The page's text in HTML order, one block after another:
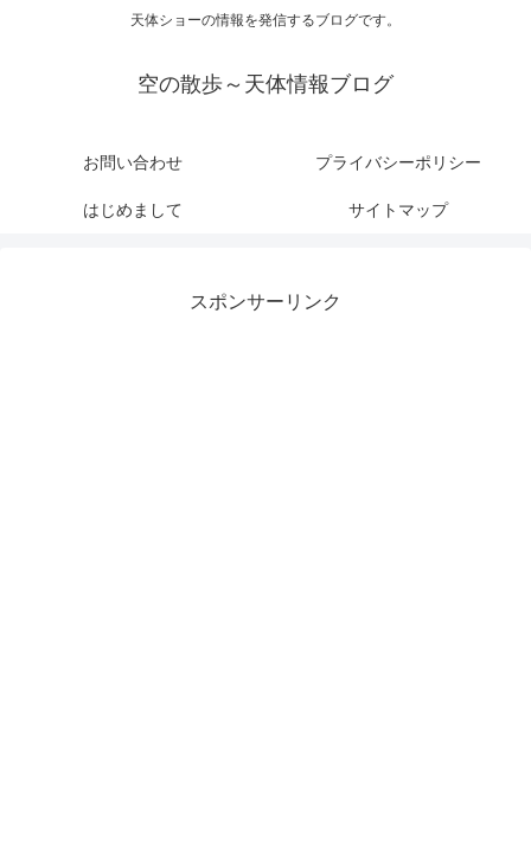
天体ショーの情報を発信するブログです。
空の散歩～天体情報ブログ
お問い合わせ プライバシーポリシー
はじめまして サイトマップ
スポンサーリンク